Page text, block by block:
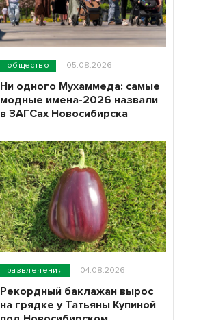
общество 05.08.2026
Ни одного Мухаммеда: самые
модные имена-2026 назвали
в ЗАГСах Новосибирска
развлечения 04.08.2026
Рекордный баклажан вырос
на грядке у Татьяны Купиной